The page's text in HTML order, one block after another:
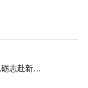
“薪火相传话初心，观礼砺志赴新程” ——工商管理类本科生党支部主题党日